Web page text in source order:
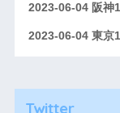
2023-06-04 阪神
2023-06-04 東京
Twitter